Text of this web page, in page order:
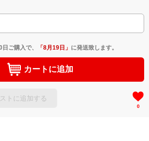
日 ご購入で、 「8月19日 」 に発送致します。
カートに追加
トに追加する
0